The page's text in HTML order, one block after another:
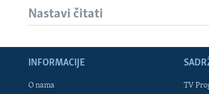
Learning English
Nastavi čitati
INFORMACIJE
O nama TV